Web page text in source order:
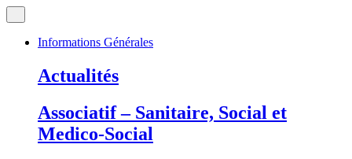
Informations Générales
Actualités
Associatif – Sanitaire, Social et
Medico-Social